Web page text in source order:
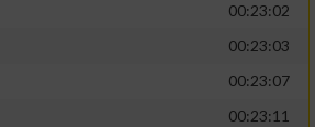
00:23:02
00:23:03
00:23:07
00:23:11